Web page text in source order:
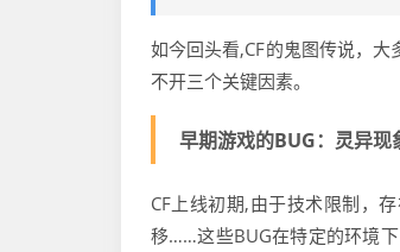
如今回头看,CF的鬼图传说，
不开三个关键因素。
早期游戏的BUG：灵异现
CF上线初期,由于技术限制，
移……这些BUG在特定的环境